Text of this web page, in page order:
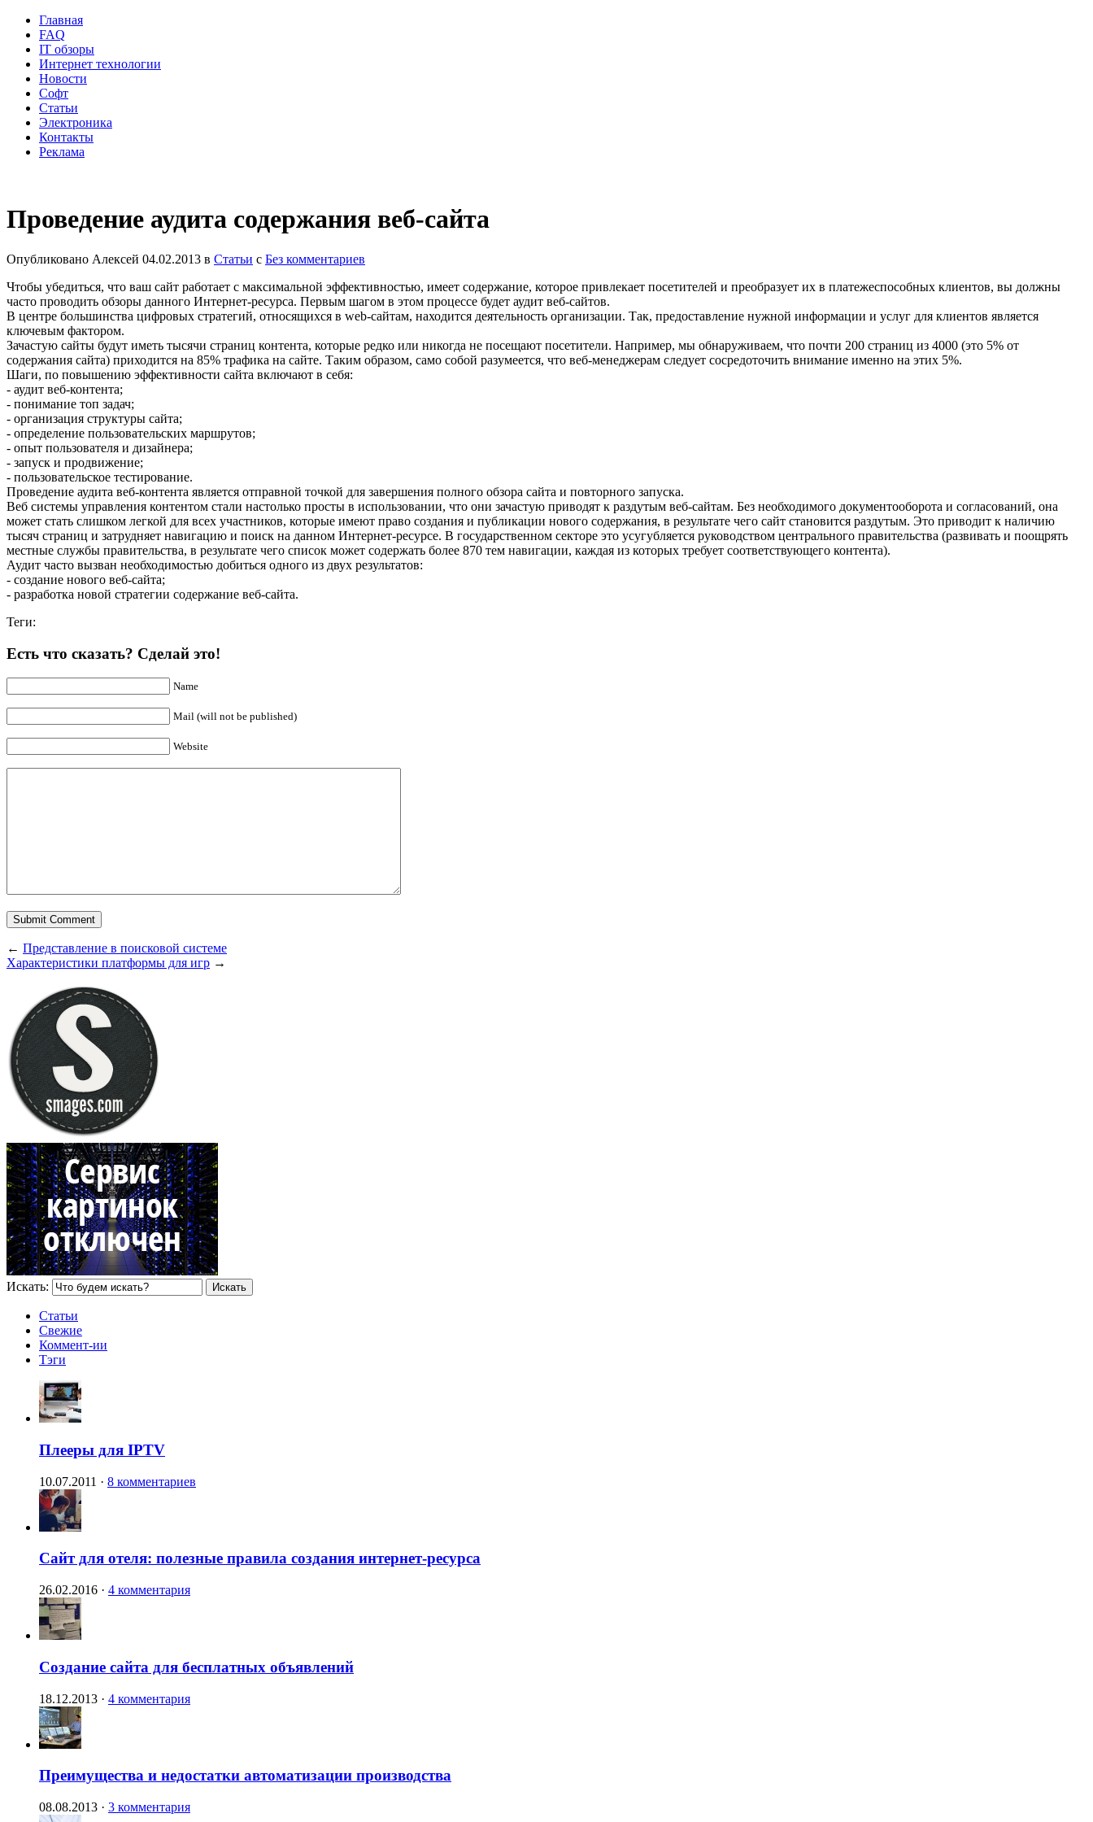
Главная
FAQ
IT обзоры
Интернет технологии
Новости
Софт
Статьи
Электроника
Контакты
Реклама
Проведение аудита содержания веб-сайта
Опубликовано Алексей 04.02.2013 в Статьи с Без комментариев
Чтобы убедиться, что ваш сайт работает с максимальной эффективностью, имеет содержание, которое привлекает посетителей и преобразует их в платежеспособных клиентов, вы должны
часто проводить обзоры данного Интернет-ресурса. Первым шагом в этом процессе будет аудит веб-сайтов.
В центре большинства цифровых стратегий, относящихся в web-сайтам, находится деятельность организации. Так, предоставление нужной информации и услуг для клиентов является
ключевым фактором.
Зачастую сайты будут иметь тысячи страниц контента, которые редко или никогда не посещают посетители. Например, мы обнаруживаем, что почти 200 страниц из 4000 (это 5% от
содержания сайта) приходится на 85% трафика на сайте. Таким образом, само собой разумеется, что веб-менеджерам следует сосредоточить внимание именно на этих 5%.
Шаги, по повышению эффективности сайта включают в себя:
- аудит веб-контента;
- понимание топ задач;
- организация структуры сайта;
- определение пользовательских маршрутов;
- опыт пользователя и дизайнера;
- запуск и продвижение;
- пользовательское тестирование.
Проведение аудита веб-контента является отправной точкой для завершения полного обзора сайта и повторного запуска.
Веб системы управления контентом стали настолько просты в использовании, что они зачастую приводят к раздутым веб-сайтам. Без необходимого документооборота и согласований, она
может стать слишком легкой для всех участников, которые имеют право создания и публикации нового содержания, в результате чего сайт становится раздутым. Это приводит к наличию
тысяч страниц и затрудняет навигацию и поиск на данном Интернет-ресурсе. В государственном секторе это усугубляется руководством центрального правительства (развивать и поощрять
местные службы правительства, в результате чего список может содержать более 870 тем навигации, каждая из которых требует соответствующего контента).
Аудит часто вызван необходимостью добиться одного из двух результатов:
- создание нового веб-сайта;
- разработка новой стратегии содержание веб-сайта.
Теги:
Есть что сказать? Сделай это!
Name
Mail (will not be published)
Website
← Представление в поисковой системе
Характеристики платформы для игр →
Искать:
Статьи
Свежие
Коммент-ии
Тэги
Плееры для IPTV
10.07.2011 · 8 комментариев
Сайт для отеля: полезные правила создания интернет-ресурса
26.02.2016 · 4 комментария
Создание сайта для бесплатных объявлений
18.12.2013 · 4 комментария
Преимущества и недостатки автоматизации производства
08.08.2013 · 3 комментария